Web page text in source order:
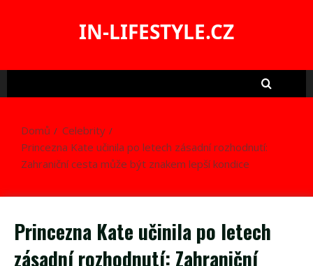
IN-LIFESTYLE.CZ
Domů
Celebrity
Princezna Kate učinila po letech zásadní rozhodnutí:
Zahraniční cesta může být znakem lepší kondice
Princezna Kate učinila po letech
zásadní rozhodnutí: Zahraniční